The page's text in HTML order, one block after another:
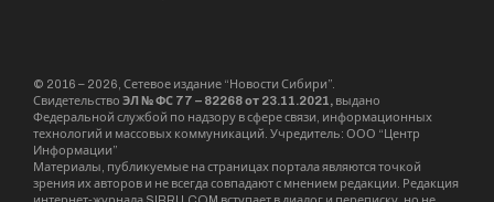
представители Россельхознадзора и
подведомственных ему структур. Так, ФГБУ
«ЦОК АПК» представляет на ней собственную
экспозицию. Перед началом мероприятия